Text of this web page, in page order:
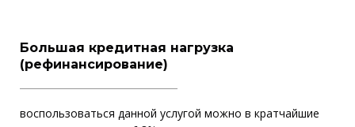
Большая кредитная нагрузка
(рефинансирование)
воспользоваться данной услугой можно в кратчайшие